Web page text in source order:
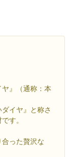
ヤ』（通称：本
イヤ』と称さ
す。
った贅沢な